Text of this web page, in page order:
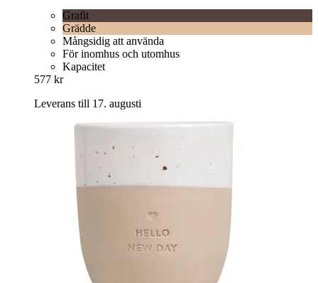
Grafit
Grädde
Mångsidig att använda
För inomhus och utomhus
Kapacitet
577 kr
Leverans till 17. augusti